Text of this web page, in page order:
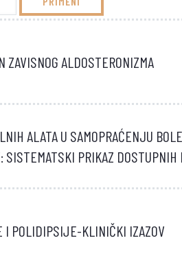
ZAVISNOG ALDOSTERONIZMA
ALATA U SAMOPRAĆENJU
SISTEMATSKI PRIKAZ DOSTUPNIH
I POLIDIPSIJE-KLINIČKI IZAZOV